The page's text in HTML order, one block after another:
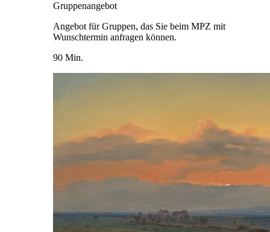
Gruppenangebot
Angebot für Gruppen, das Sie beim MPZ mit
Wunschtermin anfragen können.
90 Min.